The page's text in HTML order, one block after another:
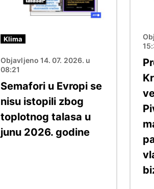
Klima
Objavljeno 14. 07. 2026. u
08:21
Semafori u Evropi se
nisu istopili zbog
toplotnog talasa u
junu 2026. godine